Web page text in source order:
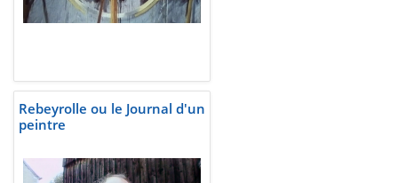
Rebeyrolle ou le Journal d'un
peintre